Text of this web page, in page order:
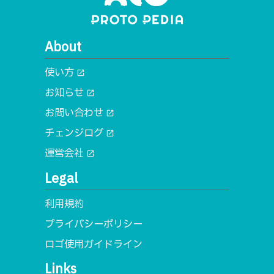
About
使い方 open_in_new
お知らせ open_in_new
お問い合わせ open_in_new
チェンジログ open_in_new
運営会社 open_in_new
Legal
利用規約
プライバシーポリシー
ロゴ使用ガイドライン
Links